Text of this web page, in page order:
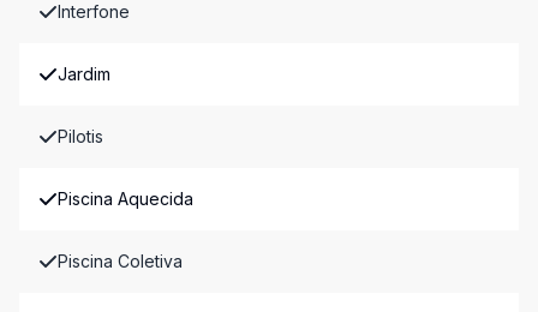
Interfone
Jardim
Pilotis
Piscina Aquecida
Piscina Coletiva